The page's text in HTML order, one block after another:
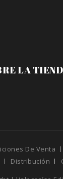
LA
De Venta
Distribución